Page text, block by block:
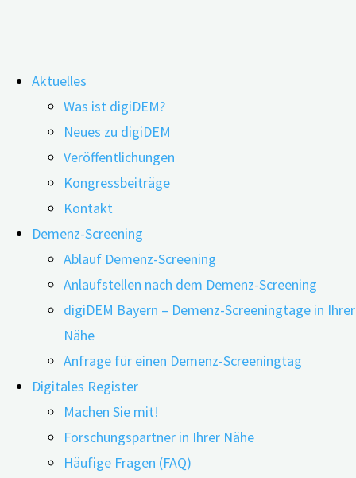
Inhalt
springen
Aktuelles
Was ist digiDEM?
Neues zu digiDEM
Veröffentlichungen
Kongressbeiträge
Kontakt
Demenz-Screening
Ablauf Demenz-Screening
Anlaufstellen nach dem Demenz-Screening
digiDEM Bayern – Demenz-Screeningtage in Ihrer
Nähe
Anfrage für einen Demenz-Screeningtag
Digitales Register
Machen Sie mit!
Forschungspartner in Ihrer Nähe
Häufige Fragen (FAQ)
„Gehirnnebel“ in den Wechseljahren –
gibt es einen Einfluss auf die mentale
Leistungsfähigkeit?
29.05.2026